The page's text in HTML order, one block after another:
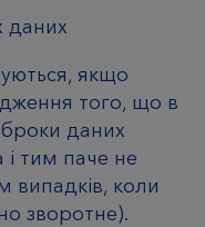
даних
якщо
того, що в
даних
тим паче не
випадків, коли
зворотне).